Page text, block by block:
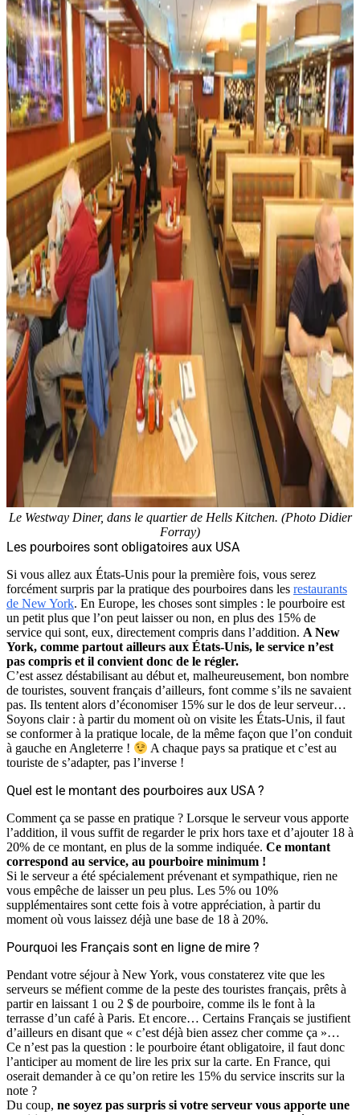
Le Westway Diner, dans le quartier de Hells Kitchen. (Photo Didier
Forray)
Les pourboires sont obligatoires aux USA
Si vous allez aux États-Unis pour la première fois, vous serez
forcément surpris par la pratique des pourboires dans les restaurants
de New York. En Europe, les choses sont simples : le pourboire est
un petit plus que l’on peut laisser ou non, en plus des 15% de
service qui sont, eux, directement compris dans l’addition. A New
York, comme partout ailleurs aux États-Unis, le service n’est
pas compris et il convient donc de le régler.
C’est assez déstabilisant au début et, malheureusement, bon nombre
de touristes, souvent français d’ailleurs, font comme s’ils ne savaient
pas. Ils tentent alors d’économiser 15% sur le dos de leur serveur…
Soyons clair : à partir du moment où on visite les États-Unis, il faut
se conformer à la pratique locale, de la même façon que l’on conduit
à gauche en Angleterre !
A chaque pays sa pratique et c’est au
touriste de s’adapter, pas l’inverse !
Quel est le montant des pourboires aux USA ?
Comment ça se passe en pratique ? Lorsque le serveur vous apporte
l’addition, il vous suffit de regarder le prix hors taxe et d’ajouter 18 à
20% de ce montant, en plus de la somme indiquée. Ce montant
correspond au service, au pourboire minimum !
Si le serveur a été spécialement prévenant et sympathique, rien ne
vous empêche de laisser un peu plus. Les 5% ou 10%
supplémentaires sont cette fois à votre appréciation, à partir du
moment où vous laissez déjà une base de 18 à 20%.
Pourquoi les Français sont en ligne de mire ?
Pendant votre séjour à New York, vous constaterez vite que les
serveurs se méfient comme de la peste des touristes français, prêts à
partir en laissant 1 ou 2 $ de pourboire, comme ils le font à la
terrasse d’un café à Paris. Et encore… Certains Français se justifient
d’ailleurs en disant que « c’est déjà bien assez cher comme ça »…
Ce n’est pas la question : le pourboire étant obligatoire, il faut donc
l’anticiper au moment de lire les prix sur la carte. En France, qui
oserait demander à ce qu’on retire les 15% du service inscrits sur la
note ?
Du coup, ne soyez pas surpris si votre serveur vous apporte une